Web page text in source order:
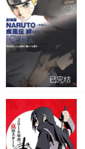
已完结